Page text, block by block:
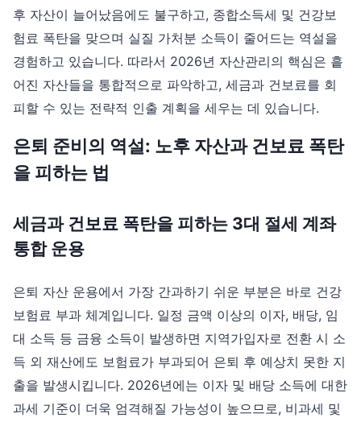
후 자산이 늘어났음에도 불구하고, 종합소득세 및 건강보
험료 폭탄을 맞으며 실질 가처분 소득이 줄어드는 역설을
경험하고 있습니다. 따라서 2026년 자산관리의 핵심은 흩
어진 자산들을 통합적으로 파악하고, 세금과 건보료를 회
피할 수 있는 전략적 인출 계획을 세우는 데 있습니다.
은퇴 준비의 역설: 노후 자산과 건보료 폭탄
을 피하는 법
세금과 건보료 폭탄을 피하는 3대 절세 계좌
통합 운용
은퇴 자산 운용에서 가장 간과하기 쉬운 부분은 바로 건강
보험료 부과 체계입니다. 일정 금액 이상의 이자, 배당, 임
대 소득 등 금융 소득이 발생하면 지역가입자로 전환 시 소
득 외 재산에도 보험료가 부과되어 은퇴 후 예상치 못한 지
출을 발생시킵니다. 2026년에는 이자 및 배당 소득에 대한
과세 기준이 더욱 엄격해질 가능성이 높으므로, 비과세 및